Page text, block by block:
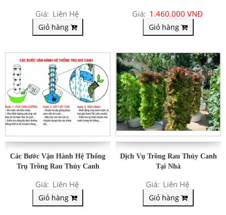
Giá: Liên Hệ
Giỏ hàng
Giá: 1.460.000 VNĐ
Giỏ hàng
Các Bước Vận Hành Hệ Thống
Trụ Trồng Rau Thủy Canh
Giá: Liên Hệ
Giỏ hàng
Dịch Vụ Trồng Rau Thủy Canh
Tại Nhà
Giá: Liên Hệ
Giỏ hàng